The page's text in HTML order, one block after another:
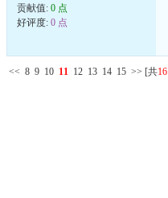
贡献值: 0 点
好评度: 0 点
<< 8 9 10 11 12 13 14 15 >> [共16